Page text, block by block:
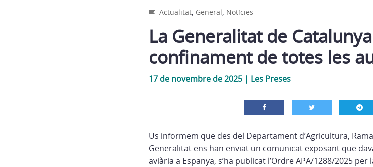
Actualitat, General, Notícies
La Generalitat de
confinament de totes les
17 de novembre de 2025 | Les Preses
Us informem que des del Departament d’Agricultura,
Generalitat ens han enviat un comunicat exposant que
aviària a Espanya, s’ha publicat l’Ordre APA/1288/2025